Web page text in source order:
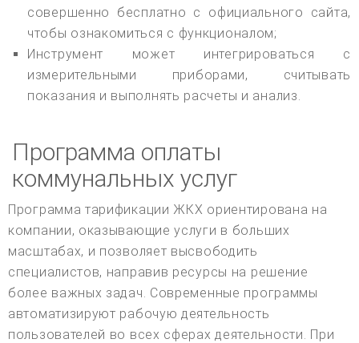
совершенно бесплатно с официального сайта,
чтобы ознакомиться с функционалом;
Инструмент может интегрироваться с
измерительными приборами, считывать
показания и выполнять расчеты и анализ.
Программа оплаты
коммунальных услуг
Программа тарификации ЖКХ ориентирована на
компании, оказывающие услуги в больших
масштабах, и позволяет высвободить
специалистов, направив ресурсы на решение
более важных задач. Современные программы
автоматизируют рабочую деятельность
пользователей во всех сферах деятельности. При